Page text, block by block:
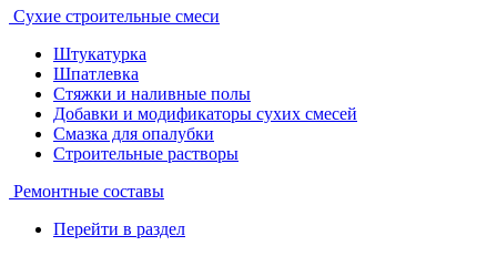
Сухие строительные смеси
Штукатурка
Шпатлевка
Стяжки и наливные полы
Добавки и модификаторы сухих смесей
Смазка для опалубки
Строительные растворы
Ремонтные составы
Перейти в раздел